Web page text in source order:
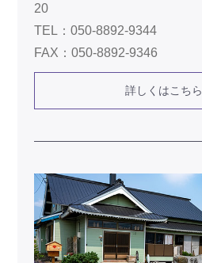
20
TEL：050-8892-9344
FAX：050-8892-9346
詳しくはこちら